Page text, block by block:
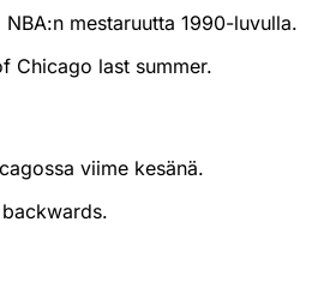
mestaruutta 1990-luvulla.
Chicago last summer.
viime kesänä.